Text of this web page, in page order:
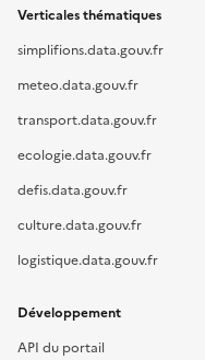
Verticales thématiques
simplifions.data.gouv.fr
meteo.data.gouv.fr
transport.data.gouv.fr
ecologie.data.gouv.fr
defis.data.gouv.fr
culture.data.gouv.fr
logistique.data.gouv.fr
Développement
API du portail